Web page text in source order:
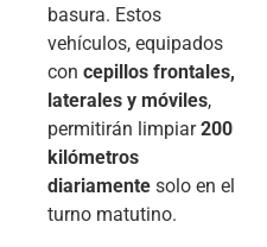
basura. Estos
vehículos, equipados
con cepillos frontales,
laterales y móviles,
permitirán limpiar200
kilómetros
diariamente solo en el
turno matutino.